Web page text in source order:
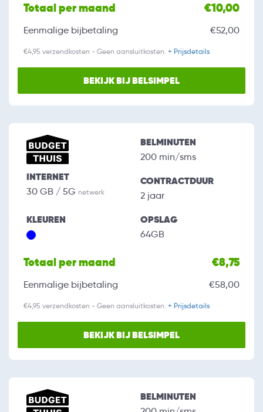
Totaal per maand €10,00
Eenmalige bijbetaling €52,00
€4,95 verzendkosten - Geen aansluitkosten. + Prijsdetails
BEKIJK BIJ BELSIMPEL
INTERNET
30 GB / 5G netwerk
BELMINUTEN
200 min/sms
CONTRACTDUUR
2 jaar
KLEUREN OPSLAG
64GB
Totaal per maand €8,75
Eenmalige bijbetaling €58,00
€4,95 verzendkosten - Geen aansluitkosten. + Prijsdetails
BEKIJK BIJ BELSIMPEL
BELMINUTEN